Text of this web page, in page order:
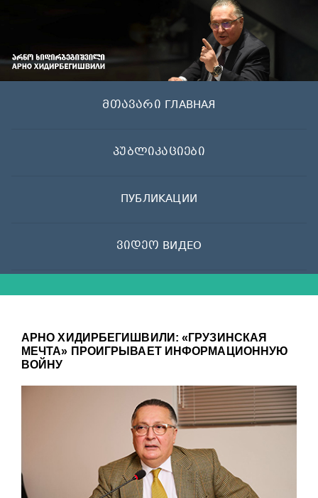
მთავარი ГЛАВНАЯ
პუბლიკაციები
ПУБЛИКАЦИИ
ვიდეო ВИДЕО
АРНО ХИДИРБЕГИШВИЛИ: «ГРУЗИНСКАЯ
МЕЧТА» ПРОИГРЫВАЕТ ИНФОРМАЦИОННУЮ
ВОЙНУ